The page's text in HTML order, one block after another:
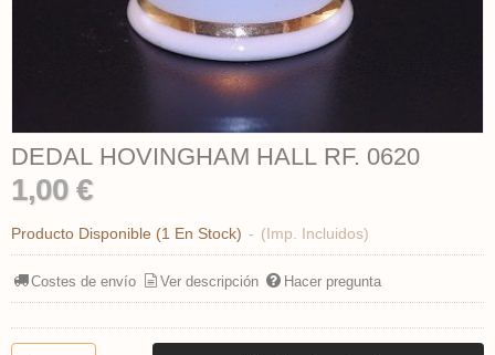
DEDAL HOVINGHAM HALL RF. 0620
1,00 €
Producto Disponible (1 En Stock) - (Imp. Incluidos)
Costes de envío Ver descripción Hacer pregunta